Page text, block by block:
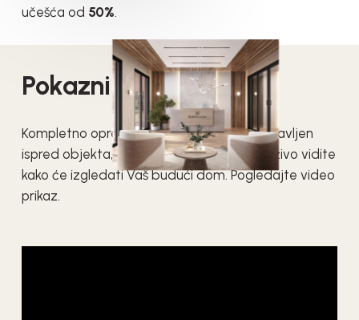
učešća od 50%.
Pokazni Stan:
Kompletno opremljen pokazni stan je postavljen
ispred objekta, što vam omogućava da uživo vidite
kako će izgledati Vaš budući dom. Pogledajte video
prikaz.